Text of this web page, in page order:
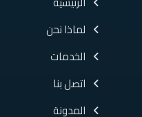
لماذا نحن
الخدمات
اتصل بنا
المدونة